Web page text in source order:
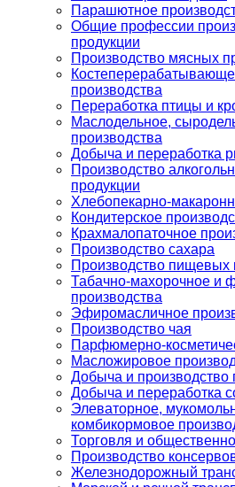
Парашютное
Общие профессии
продукции
Производство мясных
производства
Переработка птицы и
Маслодельное,
производства
Добыча и переработка
Производство
продукции
Хлебопекарно-
Кондитерское
Крахмалопаточное
Производство сахара
Производство пищевых
Табачно-махорочное и
производства
Эфиромасличное
Производство чая
Парфюмерно-
Масложировое
Добыча и производство
Добыча и переработка
Элеваторное,
комбикормовое
Торговля и
Производство
Железнодорожный